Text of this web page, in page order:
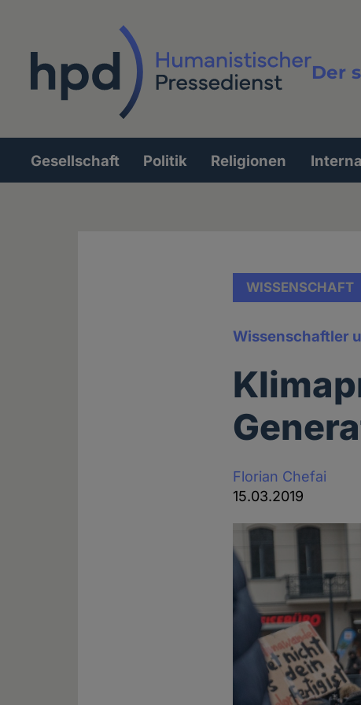
Der
Hauptnavigation
Gesellschaft Politik Religionen
WISSENSCHAFT
Wissenschaftler
Florian Chefai
15.03.2019